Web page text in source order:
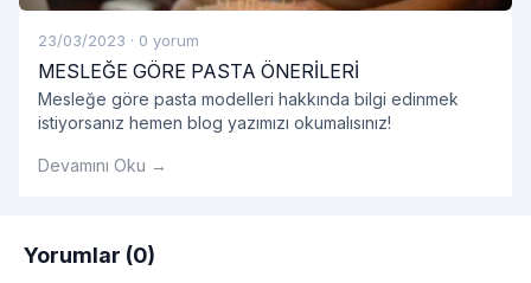
23/03/2023 · 0 yorum
MESLEĞE GÖRE PASTA ÖNERİLERİ
Mesleğe göre pasta modelleri hakkında bilgi edinmek
istiyorsanız hemen blog yazımızı okumalısınız!
Devamını Oku →
Yorumlar (0)